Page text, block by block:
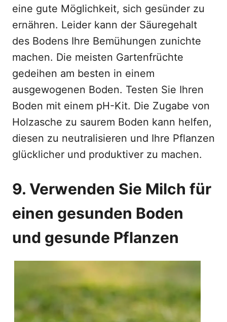
eine gute Möglichkeit, sich gesünder zu
ernähren. Leider kann der Säuregehalt
des Bodens Ihre Bemühungen zunichte
machen. Die meisten Gartenfrüchte
gedeihen am besten in einem
ausgewogenen Boden. Testen Sie Ihren
Boden mit einem pH-Kit. Die Zugabe von
Holzasche zu saurem Boden kann helfen,
diesen zu neutralisieren und Ihre Pflanzen
glücklicher und produktiver zu machen.
9. Verwenden Sie Milch für
einen gesunden Boden
und gesunde Pflanzen